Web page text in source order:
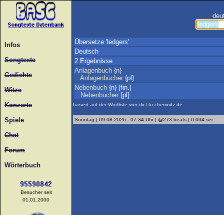
Infos
Songtexte
Gedichte
Witze
Konzerte
Spiele
Chat
Forum
Wörterbuch
Besucher seit
01.01.2000
Übersetze 'ledgers'
Deutsch
2 Ergebnisse
Anlagenbuch {n}
Anlagenbücher {pl}
Nebenbuch {n} [fin.]
Nebenbücher {pl}
basiert auf der Wortliste von dict.tu-chemnitz.de
Sonntag | 09.08.2026 - 07:34 Uhr | @273 beats | 0.034 sec